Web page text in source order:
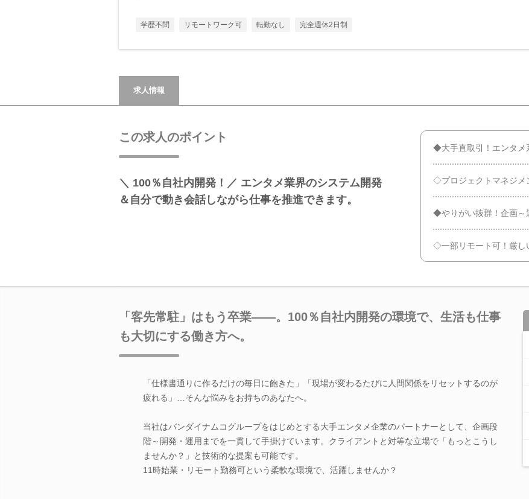
学歴不問 リモートワーク可 転勤なし 完全週休2日制
求人情報
この求人のポイント
＼ 100％自社内開発！／ エンタメ業界のシステム開発
＆自分で動き会話しながら仕事を推進できます。
◆大手直取引！エンタメ
◇プロジェクトマネジメ
◆やりがい抜群！企画～
◇一部リモート可！厳し
「客先常駐」はもう卒業――。100％自社内開発の環境で、生活も仕事
も大切にする働き方へ。
「仕様書通りに作るだけの毎日に飽きた」「現場が変わるたびに人間関係をリセットするのが
疲れる」…そんな悩みをお持ちのあなたへ。
当社はバンダイナムコグループをはじめとする大手エンタメ企業のパートナーとして、企画段
階～開発・運用までを一貫して手掛けています。クライアントと対等な立場で「もっとこうし
ませんか？」と技術的な提案も可能です。
11時始業・リモート勤務可という柔軟な環境で、活躍しませんか？